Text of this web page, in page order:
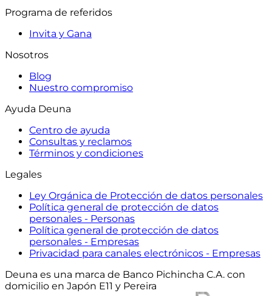
Programa de referidos
Invita y Gana
Nosotros
Blog
Nuestro compromiso
Ayuda Deuna
Centro de ayuda
Consultas y reclamos
Términos y condiciones
Legales
Ley Orgánica de Protección de datos personales
Política general de protección de datos
personales - Personas
Política general de protección de datos
personales - Empresas
Privacidad para canales electrónicos - Empresas
Deuna es una marca de Banco Pichincha C.A. con
domicilio en Japón E11 y Pereira